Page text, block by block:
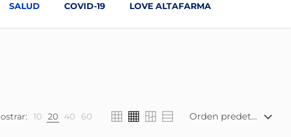
SALUD COVID-19 LOVE ALTAFARMA
10 20 40 60